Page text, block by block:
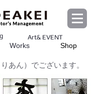
Art& EVENT
Shop
Works
あん）でございます。